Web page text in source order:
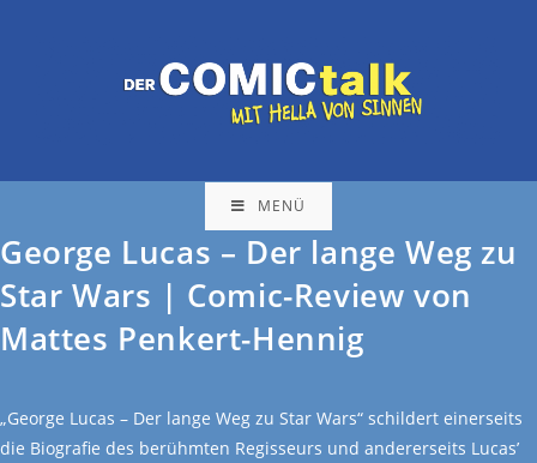
MENÜ
George Lucas – Der lange Weg zu
Star Wars | Comic-Review von
Mattes Penkert-Hennig
„George Lucas – Der lange Weg zu Star Wars“ schildert einerseits
die Biografie des berühmten Regisseurs und andererseits Lucas’